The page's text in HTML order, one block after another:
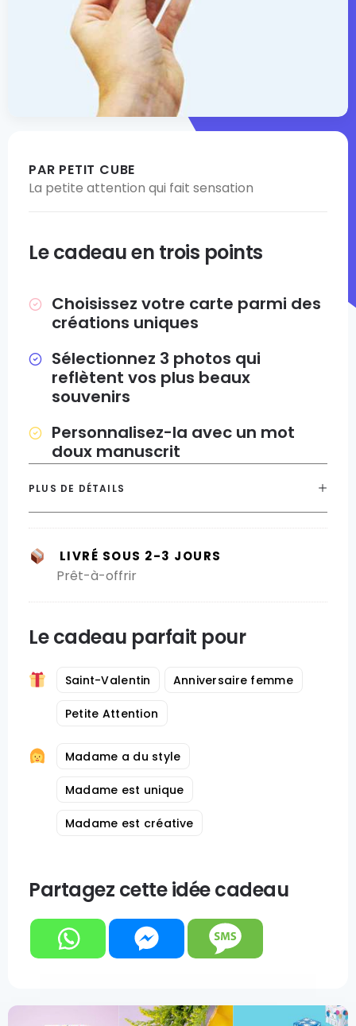
PAR PETIT CUBE
La petite attention qui fait sensation
Le cadeau en trois points
Choisissez votre carte parmi des
créations uniques
Sélectionnez 3 photos qui
reflètent vos plus beaux
souvenirs
Personnalisez-la avec un mot
doux manuscrit
PLUS DE DÉTAILS
LIVRÉ SOUS 2-3 JOURS
Prêt-à-offrir
Le cadeau parfait pour
Saint-Valentin Anniversaire femme
Petite Attention
Madame a du style
Madame est unique
Madame est créative
Partagez cette idée cadeau